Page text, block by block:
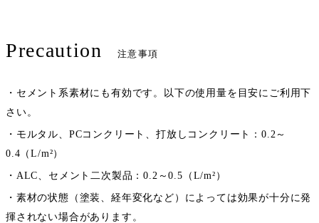
Precaution 注意事項
・セメント系素材にも有効です。以下の使用量を目安にご利用下
さい。
・モルタル、PCコンクリート、打放しコンクリート：0.2～
0.4（L/m²）
・ALC、セメント二次製品：0.2～0.5（L/m²）
・素材の状態（塗装、経年変化など）によっては効果が十分に発
揮されない場合があります。